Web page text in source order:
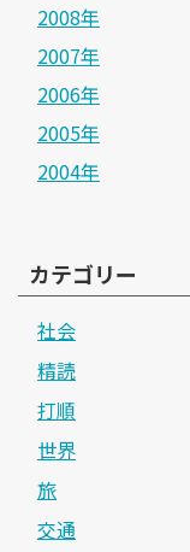
2008年
2007年
2006年
2005年
2004年
カテゴリー
社会
精読
打順
世界
旅
交通